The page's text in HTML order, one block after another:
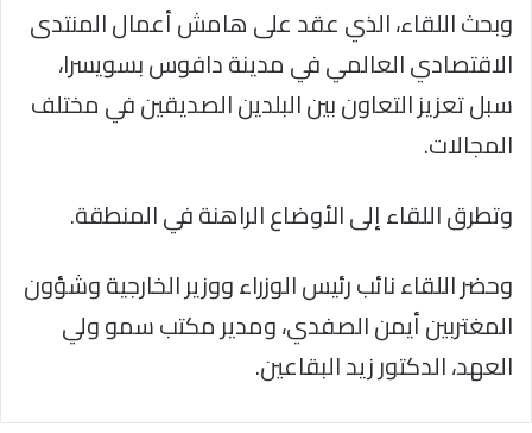
وبحث اللقاء، الذي عقد على هامش أعمال المنتدى
الاقتصادي العالمي في مدينة دافوس بسويسرا،
سبل تعزيز التعاون بين البلدين الصديقين في مختلف
المجالات.
وتطرق اللقاء إلى الأوضاع الراهنة في المنطقة.
وحضر اللقاء نائب رئيس الوزراء ووزير الخارجية وشؤون
المغتربين أيمن الصفدي، ومدير مكتب سمو ولي
العهد، الدكتور زيد البقاعين.